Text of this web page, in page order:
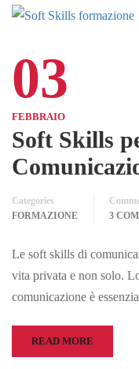
03
FEBBRAIO
Soft Skills
Categories
FORMAZIONE
3
Le soft skills di
vita privata e non solo.
comunicazione è
READ MORE